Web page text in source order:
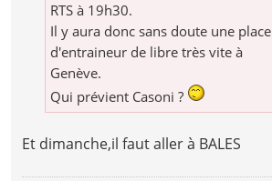
RTS à 19h30.
Il y aura donc sans doute une place
d'entraineur de libre très vite à
Genève.
Qui prévient Casoni ?
Et dimanche,il faut aller à BALES